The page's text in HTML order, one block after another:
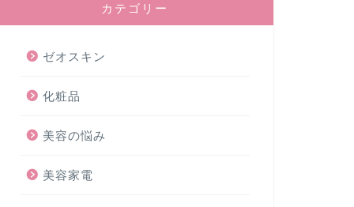
カテゴリー
ゼオスキン
化粧品
美容の悩み
美容家電